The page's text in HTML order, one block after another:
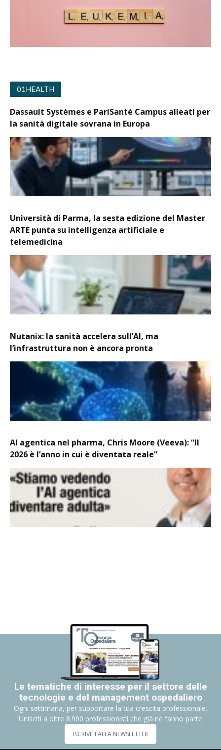
01HEALTH
Dassault Systèmes e PariSanté Campus alleati per
la sanità digitale sovrana in Europa
Università di Parma, la sesta edizione del Master
ARTE punta su intelligenza artificiale e
telemedicina
Nutanix: la sanità accelera sull’AI, ma
l’infrastruttura non è ancora pronta
AI agentica nel pharma, Chris Moore (Veeva): “Il
2026 è l’anno in cui è diventata reale”
Le tematiche di interesse per il settore delle
tecnologie e del management ospedaliero
Ogni settimana, per supportare la tua crescita professionale.
Unisciti a oltre 8.900 professionisti che già ne fanno parte
ISCRIVITI ALLA NEWSLETTER